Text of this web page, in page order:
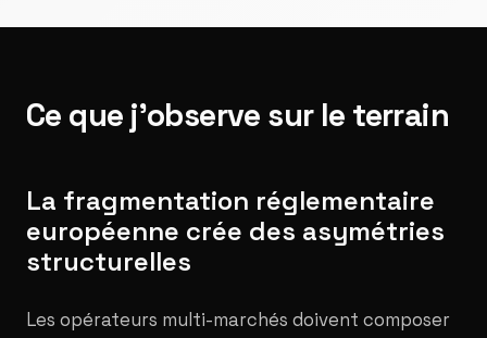
Ce que j'observe sur le terrain
La fragmentation réglementaire
européenne crée des asymétries
structurelles
Les opérateurs multi-marchés doivent composer